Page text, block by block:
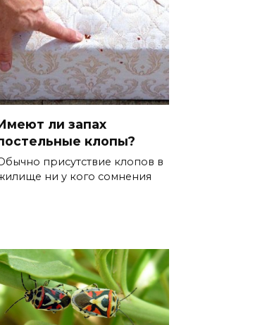
ли запах
клопы?
присутствие клопов в
ни у кого сомнения